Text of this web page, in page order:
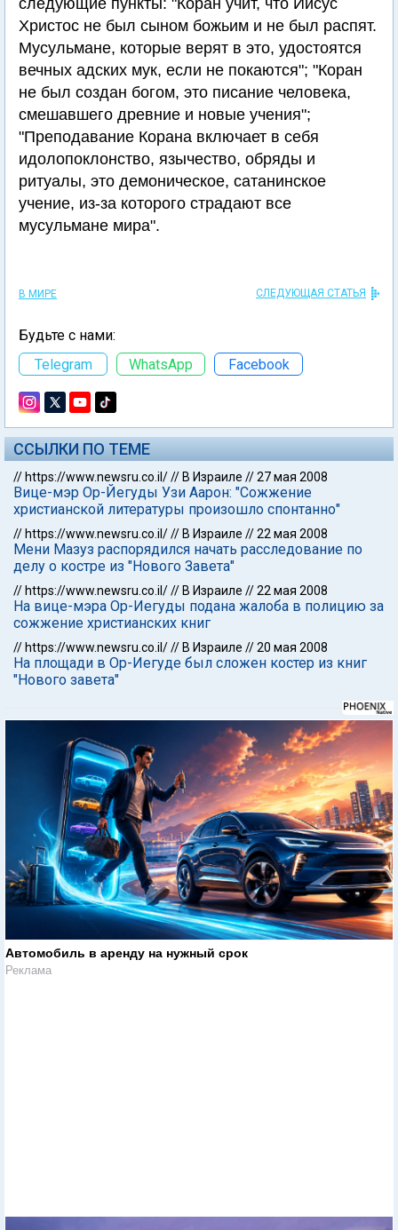
следующие пункты: "Коран учит, что Иисус
Христос не был сыном божьим и не был распят.
Мусульмане, которые верят в это, удостоятся
вечных адских мук, если не покаются"; "Коран
не был создан богом, это писание человека,
смешавшего древние и новые учения";
"Преподавание Корана включает в себя
идолопоклонство, язычество, обряды и
ритуалы, это демоническое, сатанинское
учение, из-за которого страдают все
мусульмане мира".
В МИРЕ СЛЕДУЮЩАЯ СТАТЬЯ
Будьте с нами:
Telegram
WhatsApp Facebook
ССЫЛКИ ПО ТЕМЕ
// https://www.newsru.co.il/// В Израиле //27 мая 2008
Вице-мэр Ор-Йегуды Узи Аарон: "Сожжение
христианской литературы произошло спонтанно"
// https://www.newsru.co.il/// В Израиле //22 мая 2008
Мени Мазуз распорядился начать расследование по
делу о костре из "Нового Завета"
// https://www.newsru.co.il/// В Израиле //22 мая 2008
На вице-мэра Ор-Иегуды подана жалоба в полицию за
сожжение христианских книг
// https://www.newsru.co.il/// В Израиле //20 мая 2008
На площади в Ор-Иегуде был сложен костер из книг
"Нового завета"
Автомобиль в аренду на нужный срок
Реклама